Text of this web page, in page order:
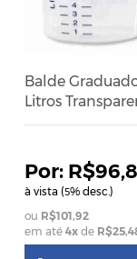
Balde
Litros
à vista (5% desc.)
R$101,92
em até4x de